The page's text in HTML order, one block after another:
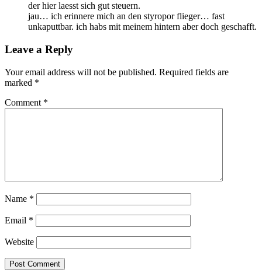
der hier laesst sich gut steuern.
jau… ich erinnere mich an den styropor flieger… fast
unkaputtbar. ich habs mit meinem hintern aber doch geschafft.
Leave a Reply
Your email address will not be published. Required fields are
marked *
Comment *
Name *
Email *
Website